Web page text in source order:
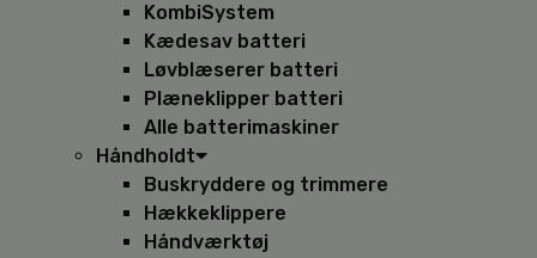
KombiSystem
Kædesav batteri
Løvblæserer batteri
Plæneklipper batteri
Alle batterimaskiner
Håndholdt
Buskryddere og trimmere
Hækkeklippere
Håndværktøj